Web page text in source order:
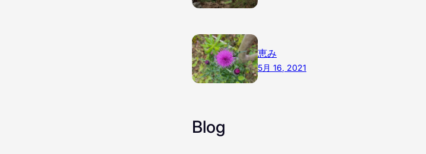
恵み
5月 16, 2021
Blog